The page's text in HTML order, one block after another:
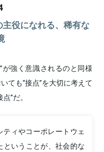
役になれる、稀有な
が強く意識されるのと同様
ても“接点”を大切に考えて
”だ。
ィやコーポレートウェ
いうことが、社会的な